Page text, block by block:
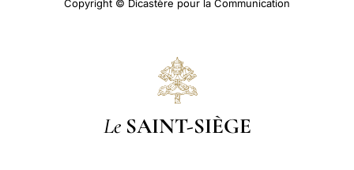
Copyright © Dicastère pour la Communication
Le SAINT-SIÈGE